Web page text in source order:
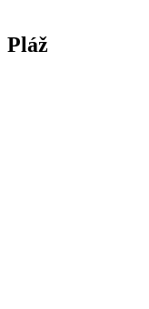
Pláž